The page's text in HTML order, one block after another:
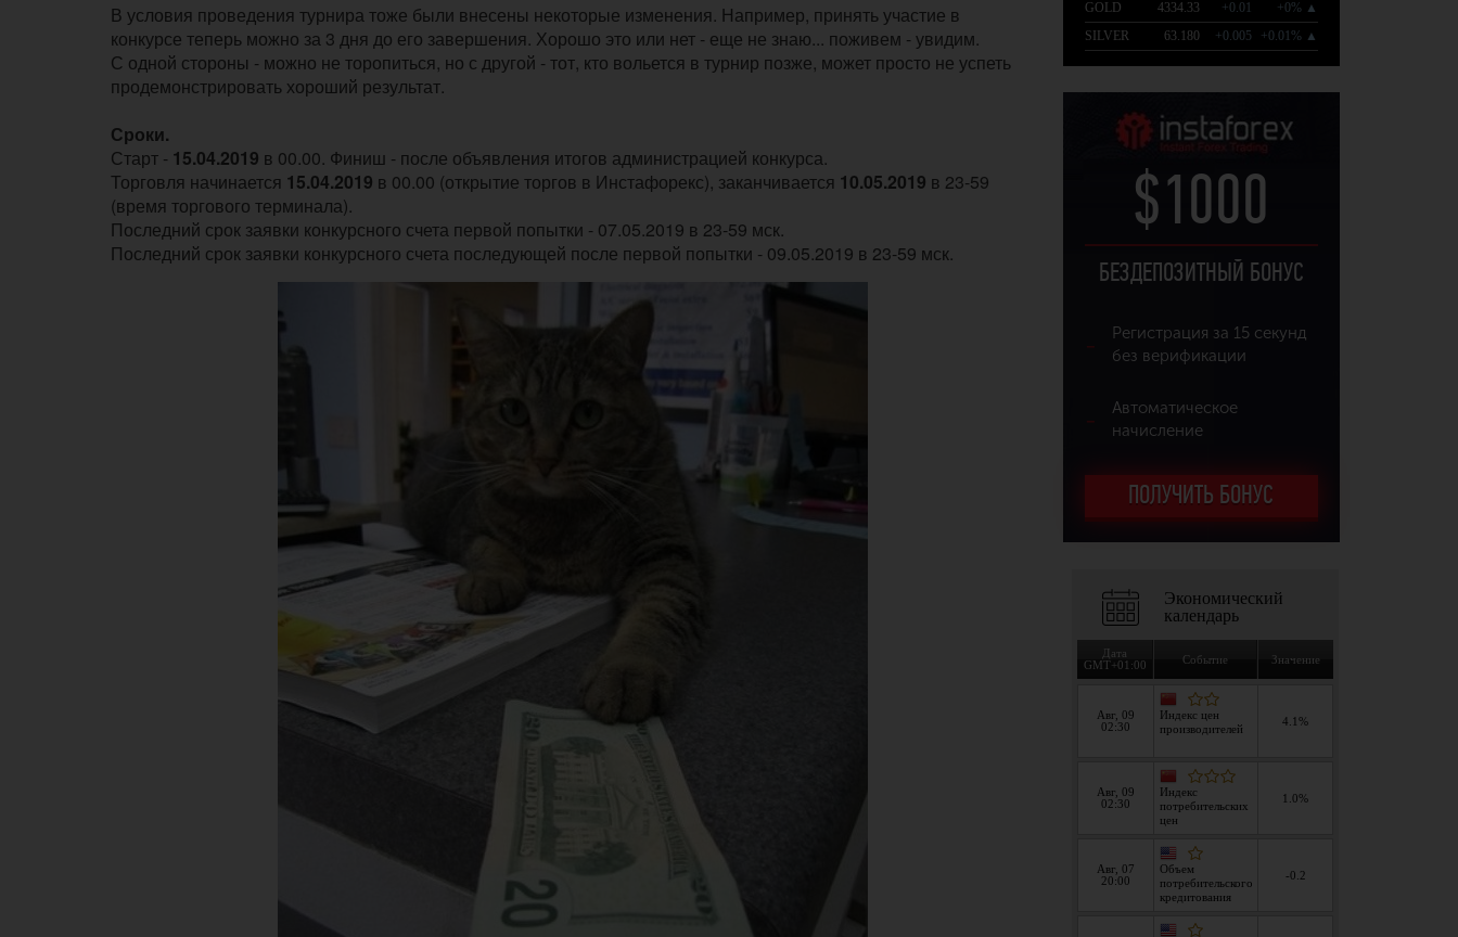
$1000
БЕЗДЕПОЗИТНЫЙ БОНУС
Регистрация за 15 секунд
без верификации
Автоматическое
начисление
ПОЛУЧИТЬ БОНУС
В условия проведения турнира тоже были внесены некоторые изменения. Например, принять участие в
конкурсе теперь можно за 3 дня до его завершения. Хорошо это или нет - еще не знаю... поживем - увидим.
С одной стороны - можно не торопиться, но с другой - тот, кто вольется в турнир позже, может просто не успеть
продемонстрировать хороший результат.
Сроки.
Старт - 15.04.2019 в 00.00. Финиш - после объявления итогов администрацией конкурса.
Торговля начинается 15.04.2019 в 00.00 (открытие торгов в Инстафорекс), заканчивается 10.05.2019 в 23-59
(время торгового терминала).
Последний срок заявки конкурсного счета первой попытки - 07.05.2019 в 23-59 мск.
Последний срок заявки конкурсного счета последующей после первой попытки - 09.05.2019 в 23-59 мск.